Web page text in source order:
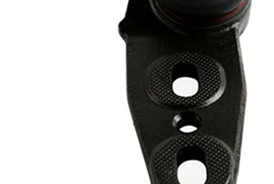
17
VKDS
311044